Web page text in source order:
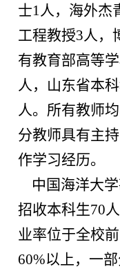
士1 人， 海外杰
工程教授3 人，
有教育部高等
人，山东省本
人。所有教师
分教师具有主
作学习经历。
中国海洋大学
招收本科生70
业率位于全校
60%以上，一